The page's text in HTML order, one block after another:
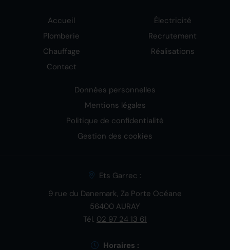
Accueil
Plomberie
Chauffage
Électricité
Recrutement
Réalisations
Contact
Données personnelles
Mentions légales
Politique de confidentialité
Gestion des cookies
Ets Garrec :
9 rue du Danemark, Za Porte Océane
56400 AURAY
Tél. 02 97 24 13 61
Horaires :